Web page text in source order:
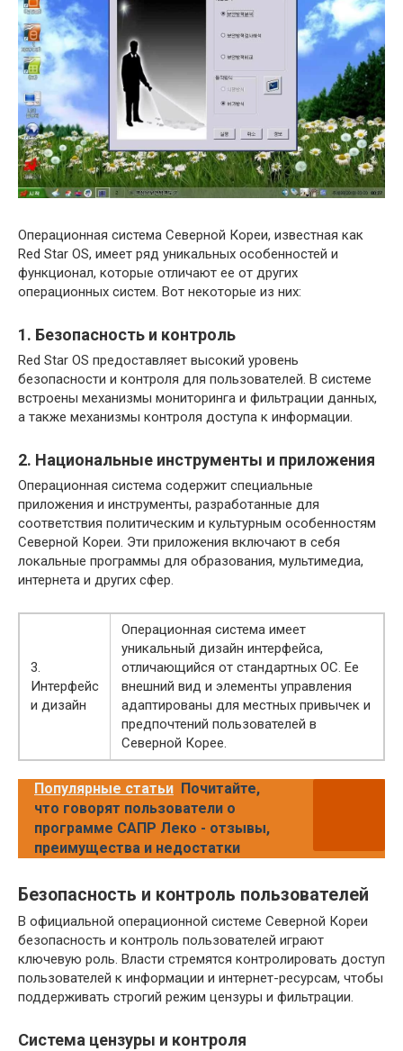
Операционная система Северной Кореи, известная как
Red Star OS, имеет ряд уникальных особенностей и
функционал, которые отличают ее от других
операционных систем. Вот некоторые из них:
1. Безопасность и контроль
Red Star OS предоставляет высокий уровень
безопасности и контроля для пользователей. В системе
встроены механизмы мониторинга и фильтрации данных,
а также механизмы контроля доступа к информации.
2. Национальные инструменты и приложения
Операционная система содержит специальные
приложения и инструменты, разработанные для
соответствия политическим и культурным особенностям
Северной Кореи. Эти приложения включают в себя
локальные программы для образования, мультимедиа,
интернета и других сфер.
3.
Интерфейс
и дизайн
Операционная система имеет
уникальный дизайн интерфейса,
отличающийся от стандартных ОС. Ее
внешний вид и элементы управления
адаптированы для местных привычек и
предпочтений пользователей в
Северной Корее.
Популярные статьи Почитайте,
что говорят пользователи о
программе САПР Леко - отзывы,
преимущества и недостатки
Безопасность и контроль пользователей
В официальной операционной системе Северной Кореи
безопасность и контроль пользователей играют
ключевую роль. Власти стремятся контролировать доступ
пользователей к информации и интернет-ресурсам, чтобы
поддерживать строгий режим цензуры и фильтрации.
Система цензуры и контроля